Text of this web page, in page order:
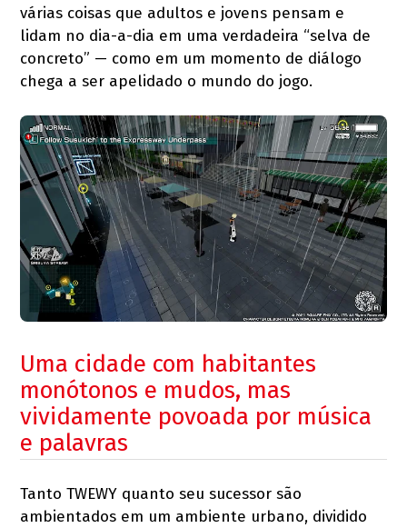
várias coisas que adultos e jovens pensam e
lidam no dia-a-dia em uma verdadeira “selva de
concreto” — como em um momento de diálogo
chega a ser apelidado o mundo do jogo.
Uma cidade com habitantes
monótonos e mudos, mas
vividamente povoada por música
e palavras
Tanto TWEWY quanto seu sucessor são
ambientados em um ambiente urbano, dividido